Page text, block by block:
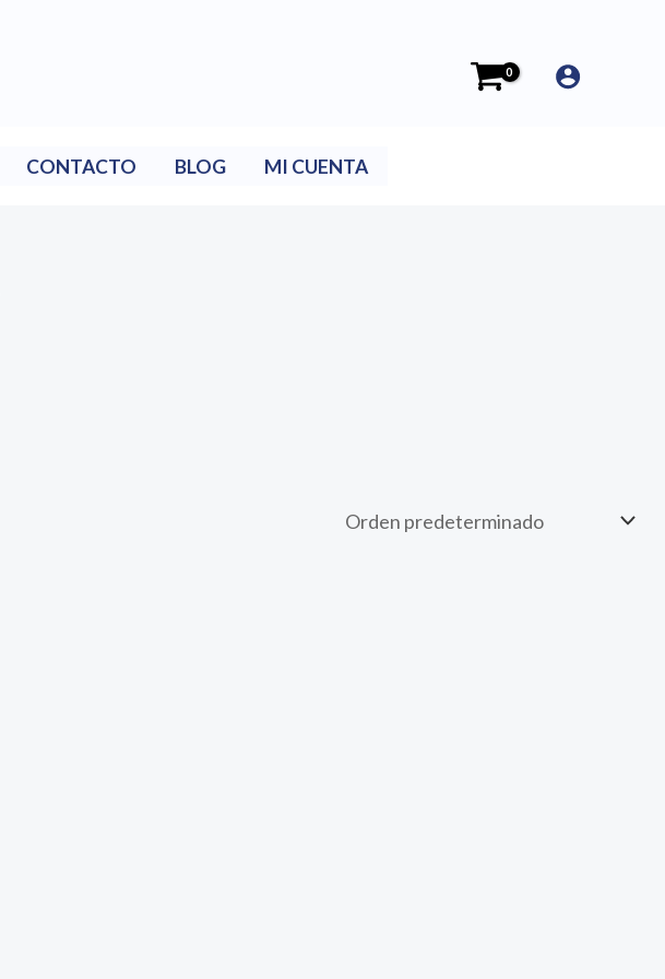
CONTACTO BLOG MI CUENTA